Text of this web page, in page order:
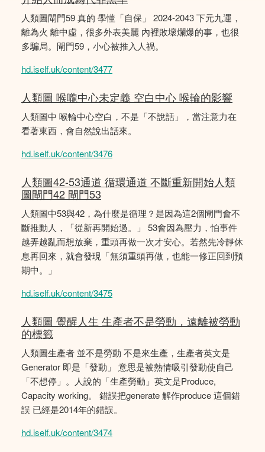
人類圖閘門59 真的 學懂「自保」 2024-2043 下元九運，
離為火 離中虛，很多外表美麗 內裡敗壞爛爆的事，也很
多騙局。閘門59，小心被推入人禍。
hd.iself.uk/content/3477
人類圖 喉嚨中心未定義 空白中心 喉輪的影響
人類圖中 喉輪中心空白，不是「不說話」，當注意力在
看著東西，會自然說出話來。
hd.iself.uk/content/3476
人類圖42-53通道 循環通道 不斷重新開始人類
圖閘門42 閘門53
人類圖中53與42，為什麼是循理？是因為這2個閘門會不
斷推動人，「從新再開始過。」 53會因為壓力，怕事件
越弄越亂而想放棄，重頭再做一次才安心。若然先冷靜休
息再回來，就會發現「無須重頭再做，也能一修正回到預
期中。」
hd.iself.uk/content/3475
人類圖 覺醒人生 生產者不是勞動，遠離被勞動
的標籤
人類圖生產者 並不是勞動 不是來生產，生產者英文是
Generator 即是「發動」 意思是被熱情吸引發動使自己
「不想停」。人說的「生產勞動」英文是Produce,
Capacity working。 錯誤把generate 解作produce 這個錯
誤 已經是2014年的錯誤。
hd.iself.uk/content/3474